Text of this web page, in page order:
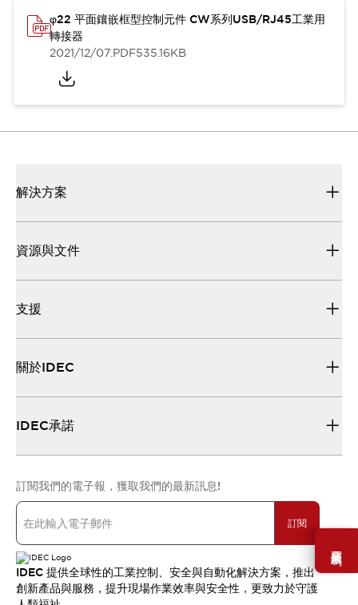
需要幫助嗎？
φ22 平面鑲嵌框型控制元件 CW系列USB/RJ45工業用
轉接器
2021/12/07.PDF535.16KB
解決方案
資源與文件
支援
關於IDEC
IDEC承諾
訂閱我們的電子報，獲取我們的最新訊息!
訂閱
IDEC 提供全球性的工業控制、安全與自動化解決方案，推出
創新產品與服務，提升現場作業效率與安全性，更致力於守護